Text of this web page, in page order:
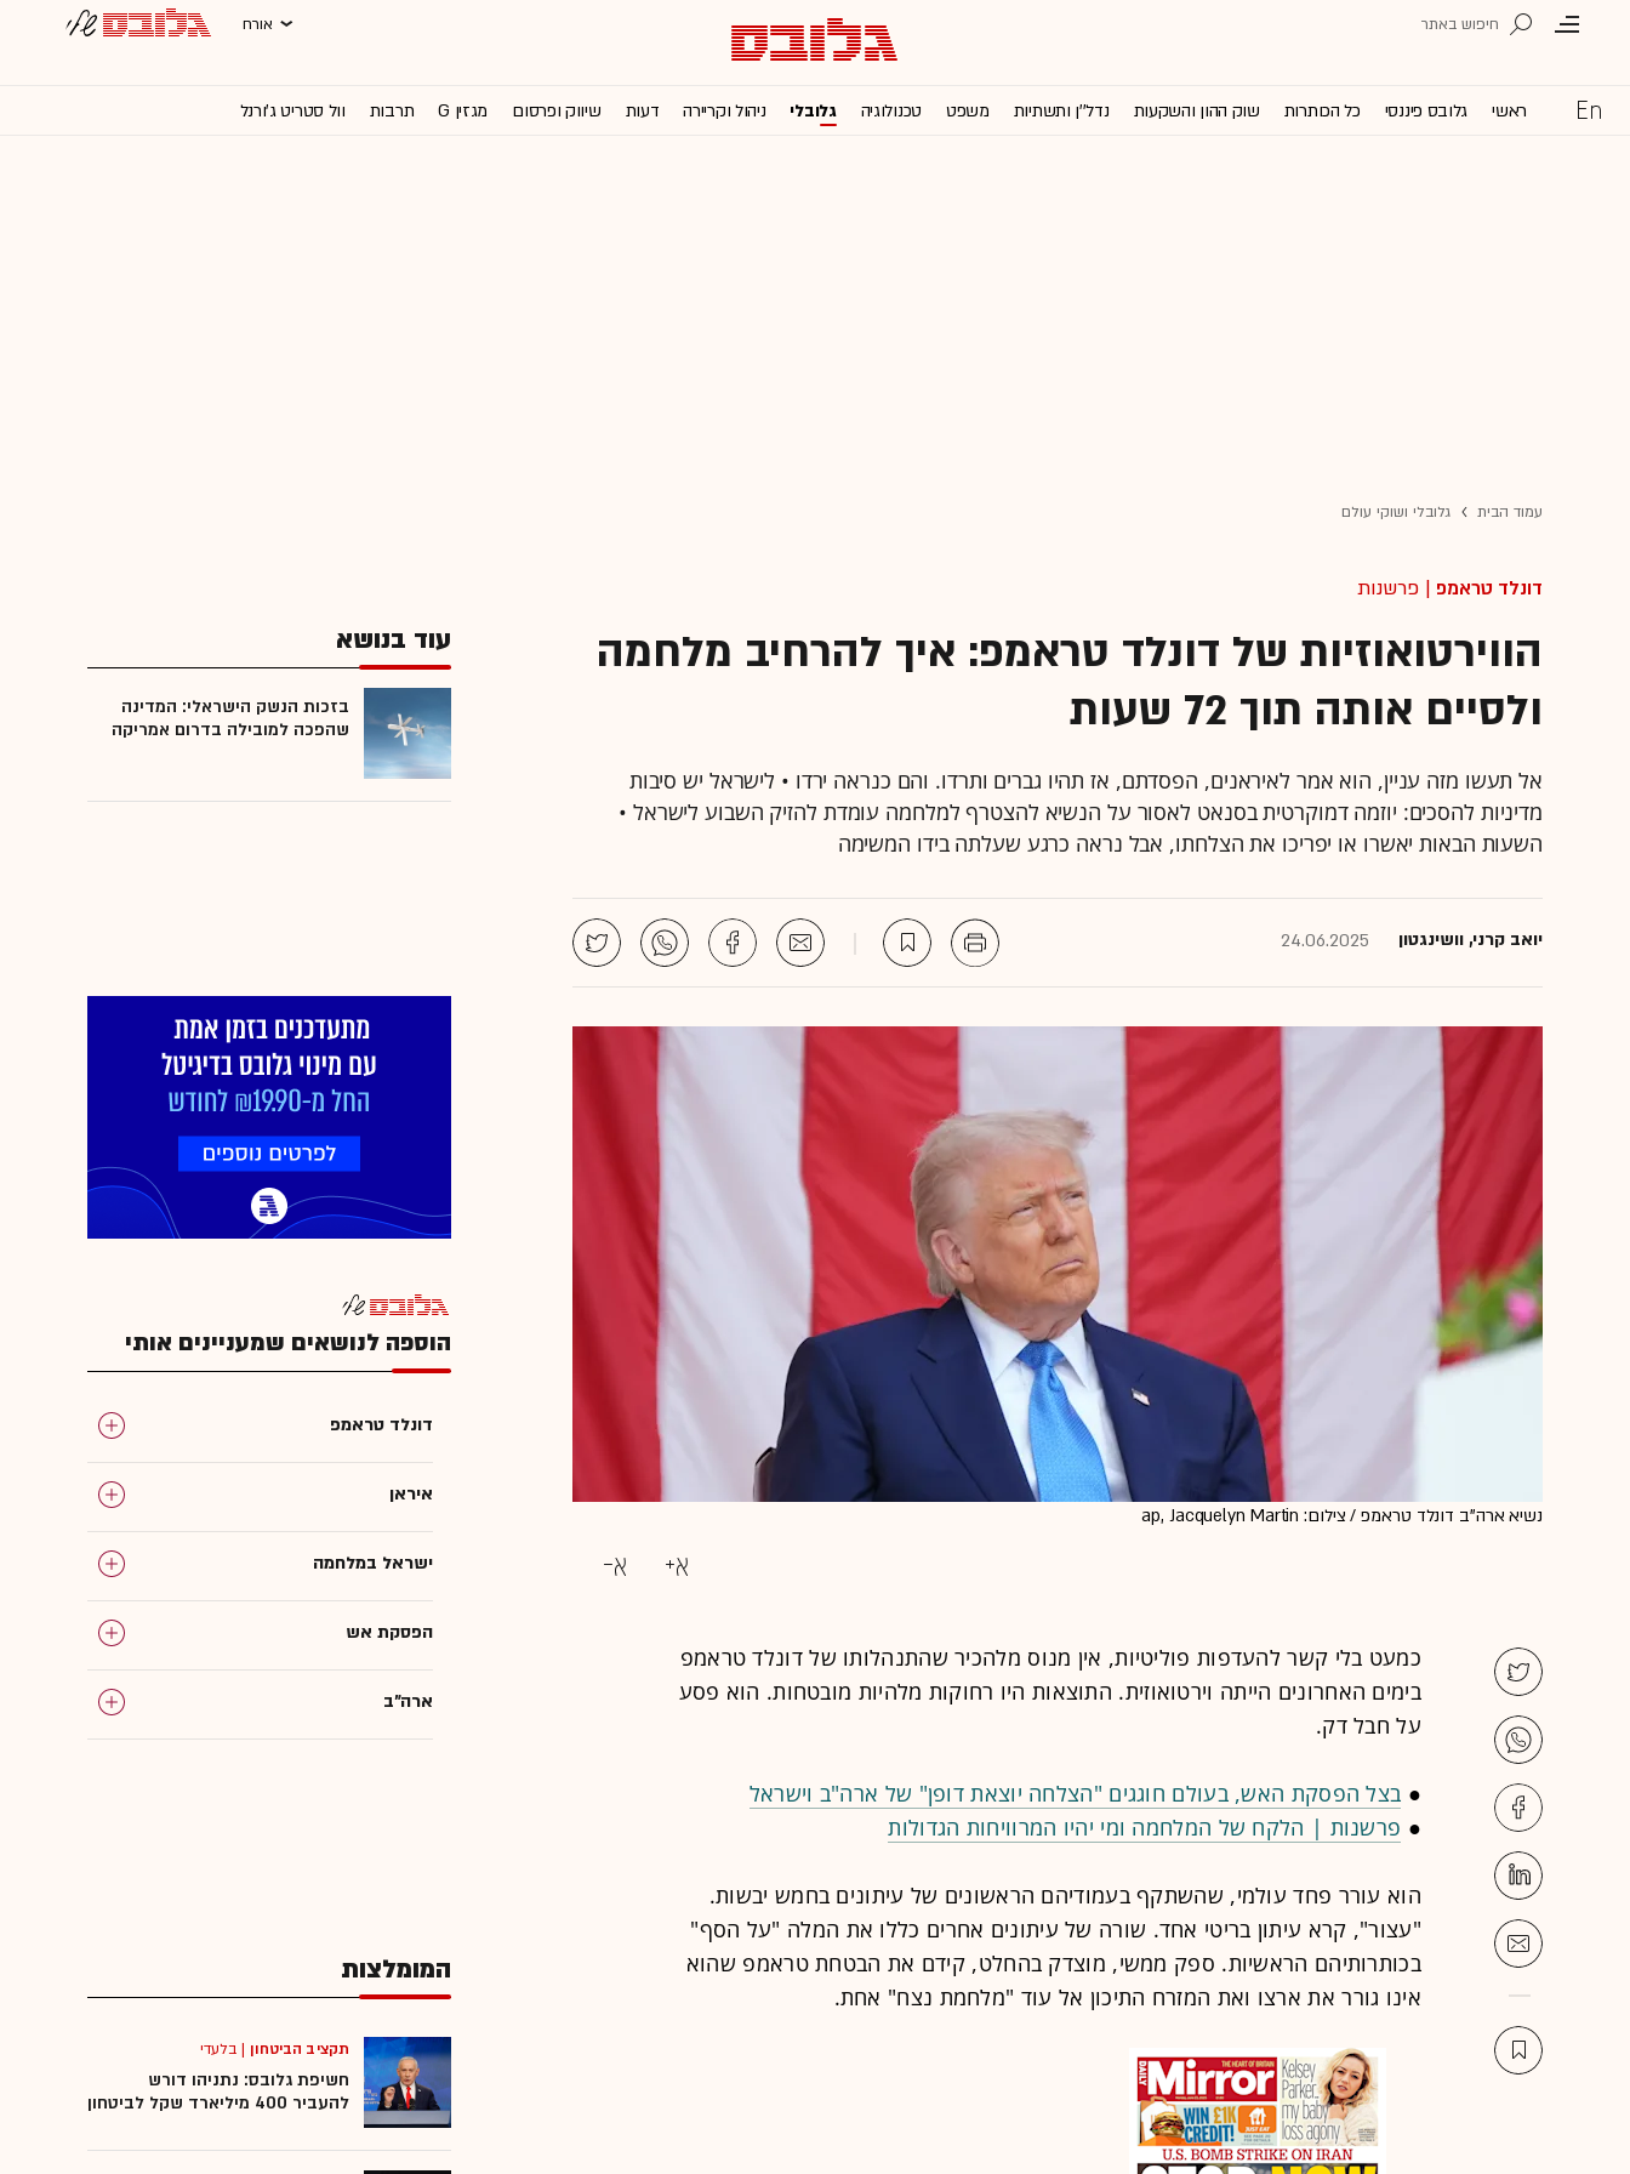
אורח
ראשי גלובס פיננסי כל הכותרות שוק ההון והשקעות נדל''ן ותשתיות משפט טכנולוגיה גלובלי ניהול וקריירה דעות שיווק ופרסום מגזין G תרבות וול סטריט ג'ורנל
עמוד הבית גלובלי ושוקי עולם
דונלד טראמפ | פרשנות
הווירטואוזיות של דונלד טראמפ: איך להרחיב מלחמה
ולסיים אותה תוך 72 שעות
אל תעשו מזה עניין, הוא אמר לאיראנים, הפסדתם, אז תהיו גברים ותרדו. והם כנראה ירדו • לישראל יש סיבות
מדיניות להסכים: יוזמה דמוקרטית בסנאט לאסור על הנשיא להצטרף למלחמה עומדת להזיק השבוע לישראל •
השעות הבאות יאשרו או יפריכו את הצלחתו, אבל נראה כרגע שעלתה בידו המשימה
יואב קרני, וושינגטון 24.06.2025
נשיא ארה''ב דונלד טראמפ / צילום: ap, Jacquelyn Martin
כמעט בלי קשר להעדפות פוליטיות, אין מנוס מלהכיר שהתנהלותו של דונלד טראמפ
בימים האחרונים הייתה וירטואוזית. התוצאות היו רחוקות מלהיות מובטחות. הוא פסע
על חבל דק.
● בצל הפסקת האש, בעולם חוגגים "הצלחה יוצאת דופן" של ארה"ב וישראל
● פרשנות | הלקח של המלחמה ומי יהיו המרוויחות הגדולות
הוא עורר פחד עולמי, שהשתקף בעמודיהם הראשונים של עיתונים בחמש יבשות.
"עצור", קרא עיתון בריטי אחד. שורה של עיתונים אחרים כללו את המלה "על הסף"
בכותרותיהם הראשיות. ספק ממשי, מוצדק בהחלט, קידם את הבטחת טראמפ שהוא
אינו גורר את ארצו ואת המזרח התיכון אל עוד "מלחמת נצח" אחת.
עוד בנושא
בזכות הנשק הישראלי: המדינה
שהפכה למובילה בדרום אמריקה
הוספה לנושאים שמעניינים אותי
דונלד טראמפ
איראן
ישראל במלחמה
הפסקת אש
ארה"ב
המומלצות
תקציב הביטחון |בלעדי
חשיפת גלובס: נתניהו דורש
להעביר 400 מיליארד שקל לביטחון